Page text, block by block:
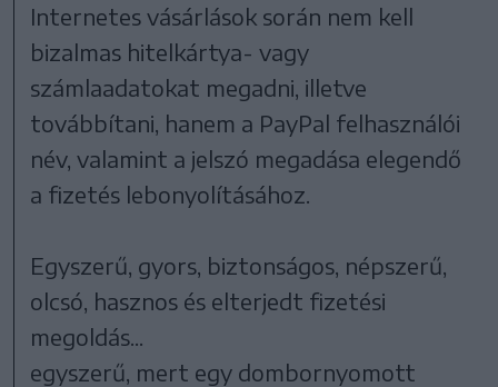
Internetes vásárlások során nem kell
bizalmas hitelkártya- vagy
számlaadatokat megadni, illetve
továbbítani, hanem a PayPal felhasználói
név, valamint a jelszó megadása elegendő
a fizetés lebonyolításához.
Egyszerű, gyors, biztonságos, népszerű,
olcsó, hasznos és elterjedt fizetési
megoldás...
egyszerű, mert egy dombornyomott